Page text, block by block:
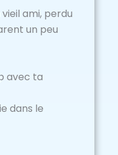
ami, perdu
un peu
avec ta
dans le